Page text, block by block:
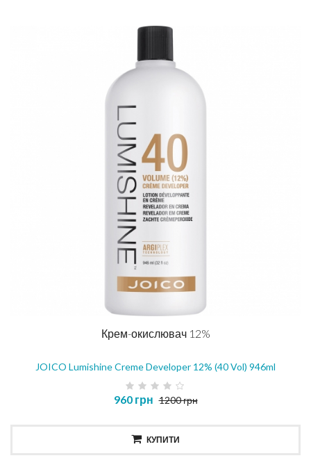
Крем-окислювач 12%
JOICO Lumishine Creme Developer 12% (40 Vol) 946ml
960 грн 1200 грн
КУПИТИ